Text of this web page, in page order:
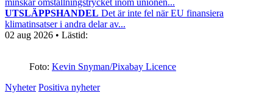
minskar omställningstrycket inom unionen...
UTSLÄPPSHANDEL Det är inte fel när EU finansiera
klimatinsatser i andra delar av...
02 aug 2026 • Lästid:
Foto: Kevin Snyman/Pixabay Licence
Nyheter Positiva nyheter